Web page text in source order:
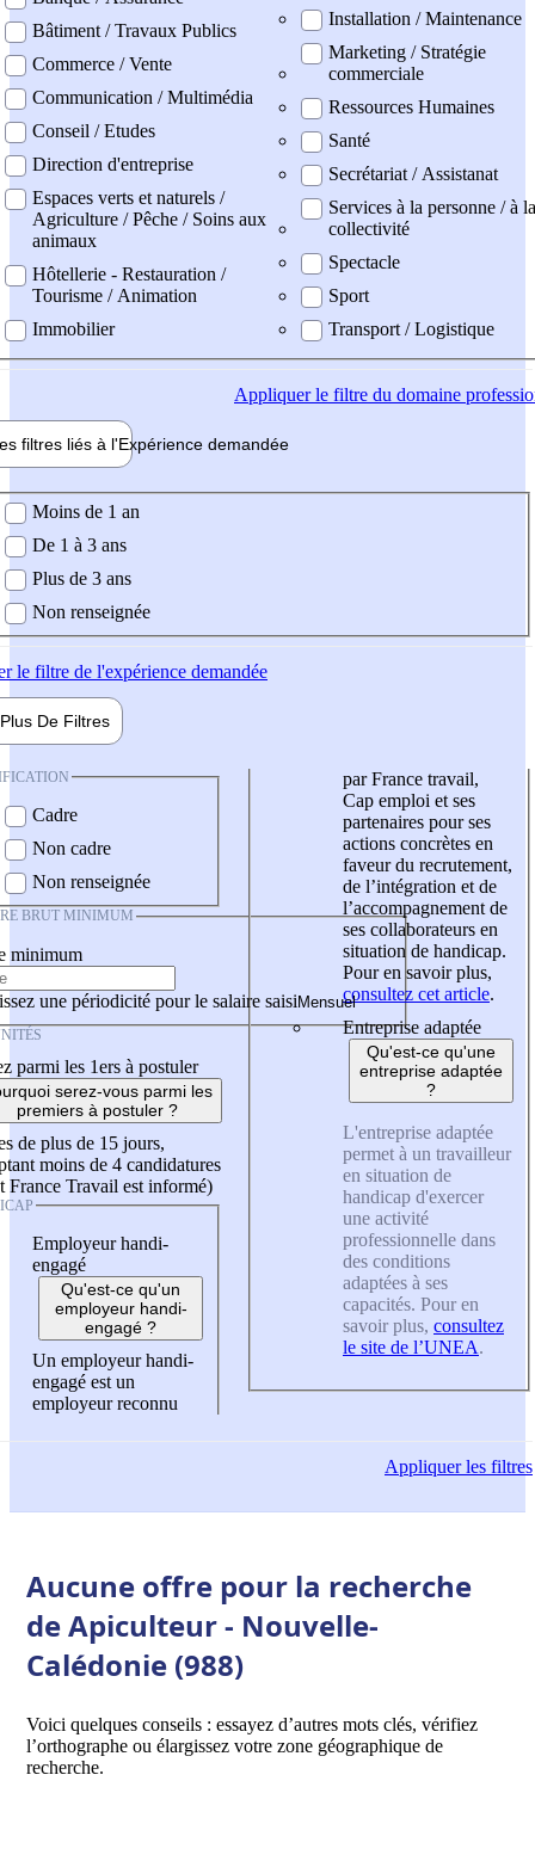
Bâtiment / Travaux Publics
Commerce / Vente
Communication / Multimédia
Conseil / Etudes
Direction d'entreprise
Espaces verts et naturels /
Agriculture / Pêche / Soins aux
animaux
Hôtellerie - Restauration /
Tourisme / Animation
Immobilier
Installation / Maintenance
Marketing / Stratégie
commerciale
Ressources Humaines
Santé
Secrétariat / Assistanat
Services à la personne / à la
collectivité
Spectacle
Sport
Transport / Logistique
Appliquerle filtre du domaine
filtres liés à l'Expérience demandée
demandée
Moins de 1 an
De 1 à 3 ans
Plus de 3 ans
Non renseignée
le filtre de l'expérience demandée
Plus De Filtres
Cadre
Non cadre
Non renseignée
BRUT MINIMUM
minimum
une périodicité pour le salaire saisi
parmi les 1ers à postuler
serez-vous parmi les
premiers à postuler ?
de plus de 15 jours,
moins de 4 candidatures
France Travail est informé)
Employeur handi-
engagé
Qu'est-ce qu'un
employeur handi-
engagé ?
Un employeur handi-
engagé est un
employeur reconnu
par France travail,
Cap emploi et ses
partenaires pour ses
actions concrètes en
faveur du recrutement,
de l’intégration et de
l’accompagnement de
ses collaborateurs en
situation de handicap.
Pour en savoir plus,
consultez cet article.
Entreprise adaptée
Qu'est-ce qu'une
entreprise adaptée
?
L'entreprise adaptée
permet à un travailleur
en situation de
handicap d'exercer
une activité
professionnelle dans
des conditions
adaptées à ses
capacités. Pour en
savoir plus, consultez
le site de l’UNEA.
Appliquerles filtres
Aucune offre pour la recherche
de Apiculteur - Nouvelle-
Calédonie (988)
Voici quelques conseils : essayez d’autres mots clés, vérifiez
l’orthographe ou élargissez votre zone géographique de
recherche.